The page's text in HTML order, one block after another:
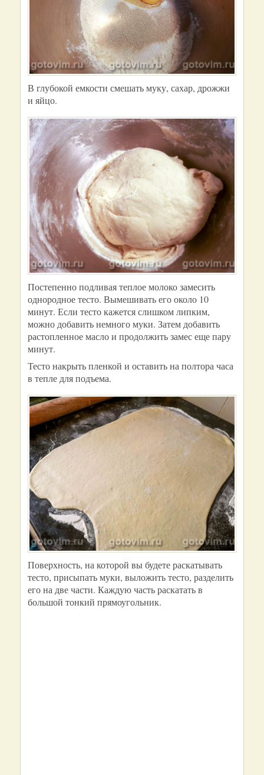
В глубокой емкости смешать муку, сахар, дрожжи
и яйцо.
Постепенно подливая теплое молоко замесить
однородное тесто. Вымешивать его около 10
минут. Если тесто кажется слишком липким,
можно добавить немного муки. Затем добавить
растопленное масло и продолжить замес еще пару
минут.
Тесто накрыть пленкой и оставить на полтора часа
в тепле для подъема.
Поверхность, на которой вы будете раскатывать
тесто, присыпать муки, выложить тесто, разделить
его на две части. Каждую часть раскатать в
большой тонкий прямоугольник.